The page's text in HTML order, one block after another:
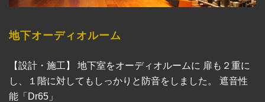
地下オーディオルーム
【設計・施工】 地下室をオーディオルームに 扉も２重に
し、１階に対してもしっかりと防音をしました。 遮音性
能「Dr65」